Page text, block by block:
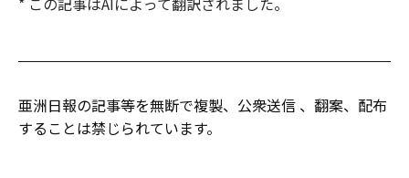
亜洲日報の記事等を無断で複製、公衆送信 、翻案、配布
することは禁じられています。